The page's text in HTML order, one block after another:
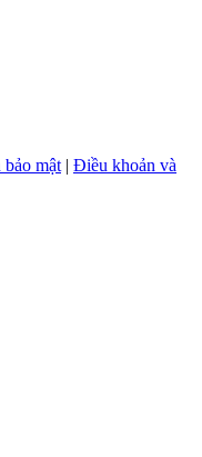
bảo mật | Điều khoản và